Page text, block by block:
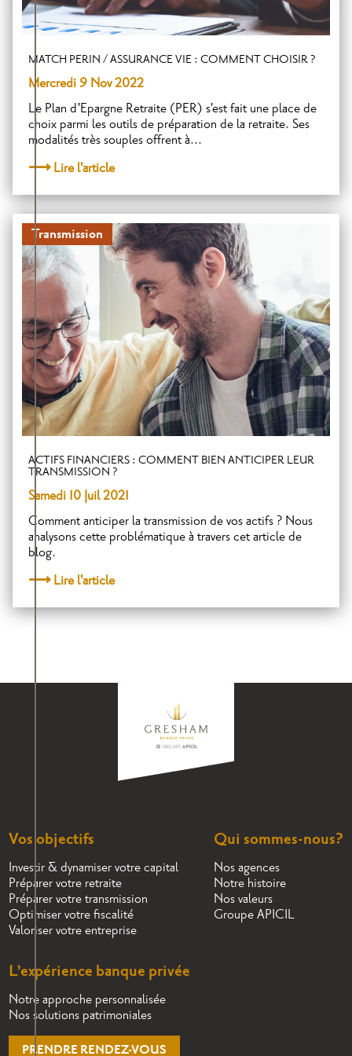
MATCH PERIN / ASSURANCE VIE : COMMENT CHOISIR ?
Mercredi 9 Nov 2022
Le Plan d'Epargne Retraite (PER) s'est fait une place de
choix parmi les outils de préparation de la retraite. Ses
modalités très souples offrent à...
Lire l'article
Transmission
ACTIFS FINANCIERS : COMMENT BIEN ANTICIPER LEUR
TRANSMISSION ?
Samedi 10 Juil 2021
Comment anticiper la transmission de vos actifs ? Nous
analysons cette problématique à travers cet article de
blog.
Lire l'article
Vos objectifs
Investir & dynamiser votre capital
Préparer votre retraite
Préparer votre transmission
Optimiser votre fiscalité
Valoriser votre entreprise
Qui sommes-nous?
Nos agences
Notre histoire
Nos valeurs
Groupe APICIL
L’expérience banque privée
Notre approche personnalisée
Nos solutions patrimoniales
PRENDRE RENDEZ-VOUS